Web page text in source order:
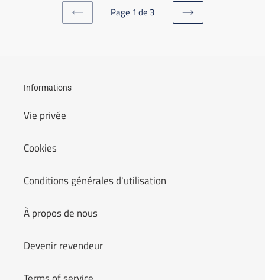
PAGE
Page 1 de 3
PAGE
Informations
Vie privée
Cookies
Conditions générales d'utilisation
À propos de nous
Devenir revendeur